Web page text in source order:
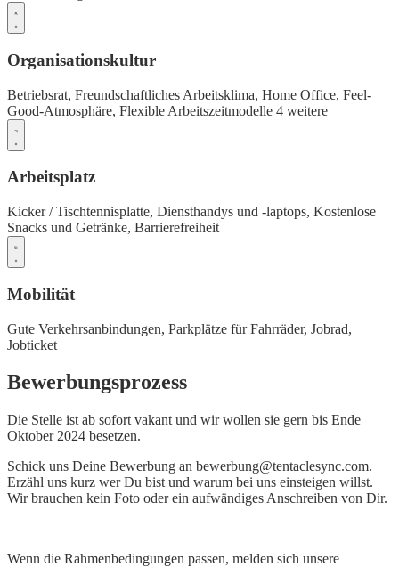
Organisationskultur
Betriebsrat, Freundschaftliches Arbeitsklima, Home Office, Feel-
Good-Atmosphäre, Flexible Arbeitszeitmodelle 4 weitere
Arbeitsplatz
Kicker / Tischtennisplatte, Diensthandys und -laptops, Kostenlose
Snacks und Getränke, Barrierefreiheit
Mobilität
Gute Verkehrsanbindungen, Parkplätze für Fahrräder, Jobrad,
Jobticket
Bewerbungsprozess
Die Stelle ist ab sofort vakant und wir wollen sie gern bis Ende
Oktober 2024 besetzen.
Schick uns Deine Bewerbung an bewerbung@tentaclesync.com.
Erzähl uns kurz wer Du bist und warum bei uns einsteigen willst.
Wir brauchen kein Foto oder ein aufwändiges Anschreiben von Dir.
Wenn die Rahmenbedingungen passen, melden sich unsere